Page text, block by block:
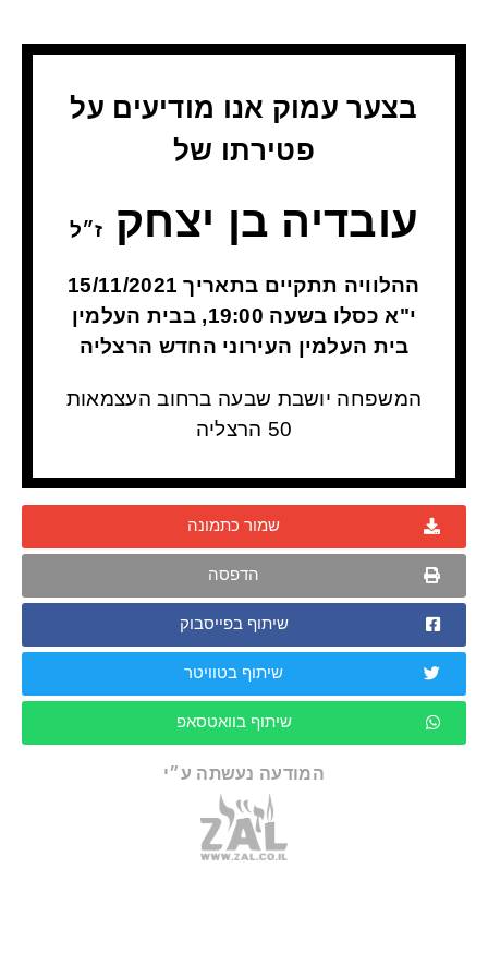
בצער עמוק אנו מודיעים על
פטירתו של
עובדיה בן יצחק ז״ל
ההלוויה תתקיים בתאריך 15/11/2021
י"א כסלו בשעה 19:00, בבית העלמין
בית העלמין העירוני החדש הרצליה
המשפחה יושבת שבעה ברחוב העצמאות
50 הרצליה
שמור כתמונה
הדפסה
שיתוף בפייסבוק
שיתוף בטוויטר
שיתוף בוואטסאפ
המודעה נעשתה ע״י